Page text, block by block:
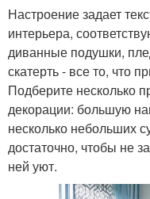
Настроение задает
интерьера,
диванные подушки,
скатерть - все то, что
Подберите несколько
декорации: большую
несколько небольших
достаточно, чтобы не
ней уют.